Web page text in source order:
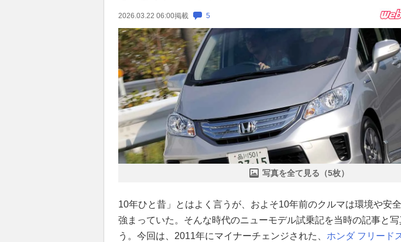
2026.03.22 06:00掲載 5
写真を全て見る（5枚）
10年ひと昔」とはよく言うが、およそ10年前のクルマは環境や安
強まっていた。そんな時代のニューモデル試乗記を当時の記事と写
う。今回は、2011年にマイナーチェンジされた、 ホンダ フリード